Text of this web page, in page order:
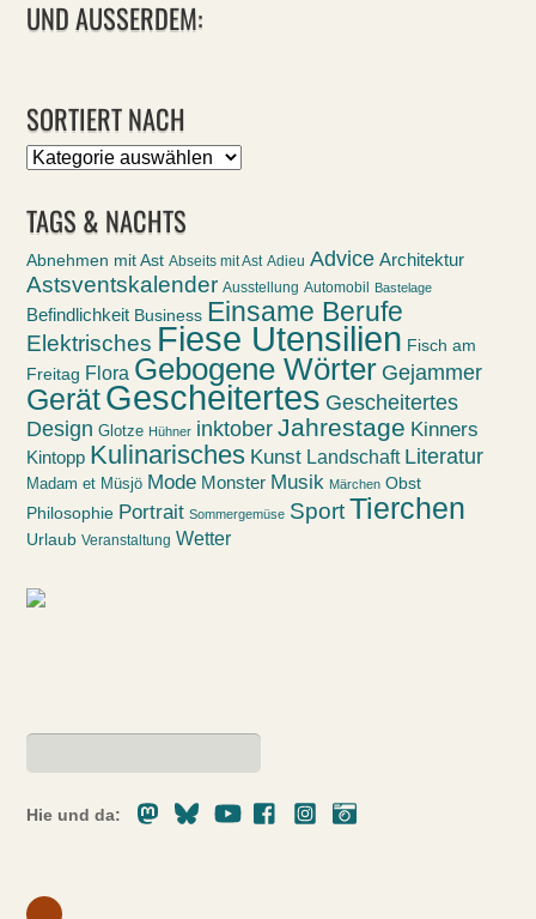
UND AUSSERDEM:
SORTIERT NACH
Sortiert
TAGS & NACHTS
Abnehmen mit Ast Abseits mit Ast Adieu Advice Architektur
Astsventskalender Ausstellung Automobil Bastelage
Befindlichkeit Business Einsame Berufe
Elektrisches Fiese Utensilien Fisch am
Freitag Flora Gebogene Wörter Gejammer
GerätGescheitertes Gescheitertes
Design Glotze Hühner inktober Jahrestage Kinners
Kintopp Kulinarisches Kunst Landschaft Literatur
Madam et Müsjö Mode Monster Musik Märchen Obst
Philosophie Portrait Sommergemüse Sport Tierchen
Urlaub Veranstaltung Wetter
Hie und da:
MastodonBlueskyYoutubeFacebookInstagram